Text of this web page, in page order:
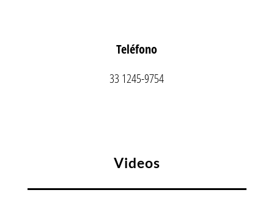
Teléfono
33 1245-9754
Videos